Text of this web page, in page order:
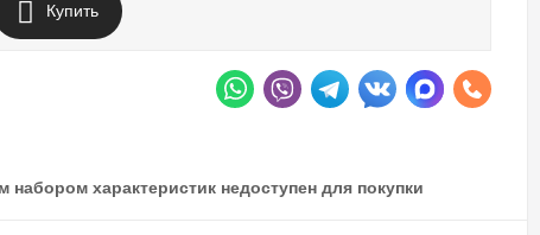
Купить
характеристик недоступен для покупки